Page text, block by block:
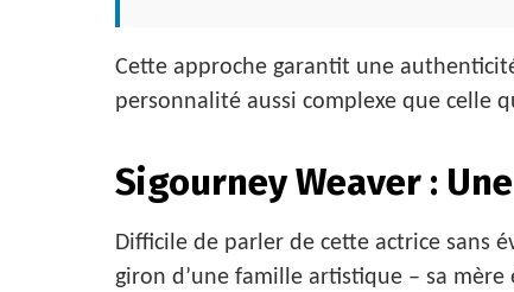
Cette approche garantit une
personnalité aussi complexe que celle
Sigourney Weaver :
Difficile de parler de cette actrice sans
giron d’une famille artistique – sa